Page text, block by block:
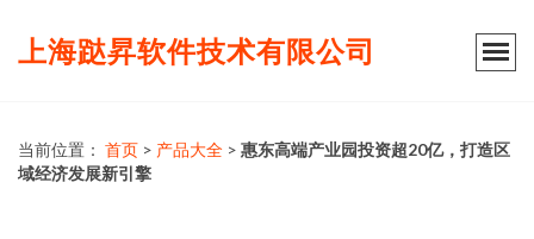
上海跶昇软件技术有限公司
当前位置： 首页 > 产品大全 > 惠东高端产业园投资超20亿，打造区
域经济发展新引擎